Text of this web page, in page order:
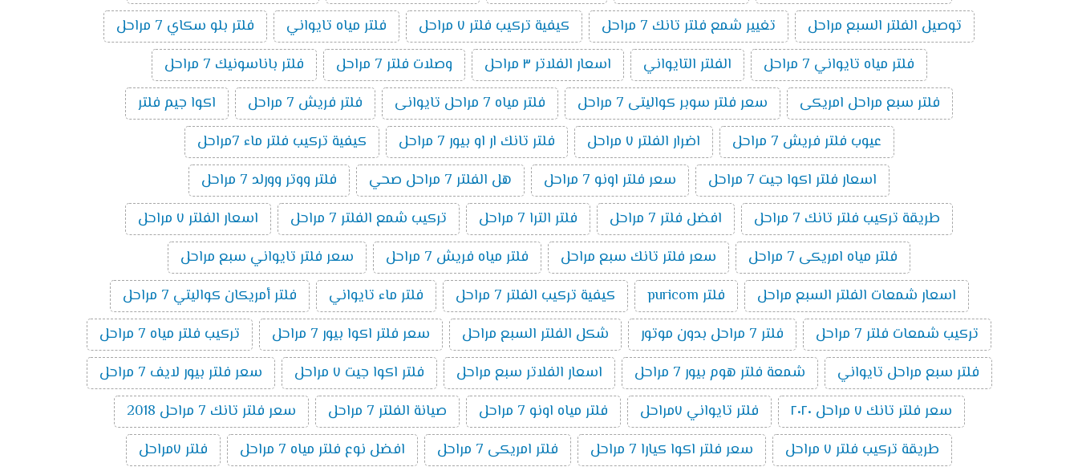
توصيل الفلتر السبع مراحل
تغيير شمع فلتر تانك 7 مراحل كيفية تركيب فلتر ٧ مراحل فلتر مياه تايواني
فلتر بلو سكاي 7 مراحل
فلتر مياه تايواني 7 مراحل
الفلتر التايواني اسعار الفلاتر ٣ مراحل وصلات فلتر 7 مراحل
فلتر باناسونيك 7 مراحل
فلتر سبع مراحل امريكى
سعر فلتر سوبر كواليتى 7 مراحل فلتر مياه 7 مراحل تايوانى فلتر فريش 7 مراحل
اكوا جيم فلتر
عيوب فلتر فريش 7 مراحل
اضرار الفلتر ٧ مراحل فلتر تانك ار او بيور 7 مراحل
كيفية تركيب فلتر ماء 7مراحل
اسعار فلتر اكوا جيت 7 مراحل
سعر فلتر اونو 7 مراحل هل الفلتر 7 مراحل صحي
فلتر ووتر وورلد 7 مراحل
طريقة تركيب فلتر تانك 7 مراحل
افضل فلتر 7 مراحل فلتر الترا 7 مراحل تركيب شمع الفلتر 7 مراحل
اسعار الفلتر ٧ مراحل
فلتر مياه امريكى 7 مراحل
سعر فلتر تانك سبع مراحل فلتر مياه فريش 7 مراحل
سعر فلتر تايواني سبع مراحل
اسعار شمعات الفلتر السبع مراحل
فلتر puricom كيفية تركيب الفلتر 7 مراحل فلتر ماء تايواني
فلتر أمريكان كواليتي 7 مراحل
تركيب شمعات فلتر 7 مراحل
فلتر 7 مراحل بدون موتور شكل الفلتر السبع مراحل سعر فلتر اكوا بيور 7 مراحل
تركيب فلتر مياه 7 مراحل
فلتر سبع مراحل تايواني
شمعة فلتر هوم بيور 7 مراحل اسعار الفلاتر سبع مراحل فلتر اكوا جيت ٧ مراحل
سعر فلتر بيور لايف 7 مراحل
سعر فلتر تانك ٧ مراحل ٢٠٢٠
فلتر تايواني ٧مراحل فلتر مياه اونو 7 مراحل صيانة الفلتر 7 مراحل
سعر فلتر تانك 7 مراحل 2018
طريقة تركيب فلتر ٧ مراحل
سعر فلتر اكوا كيارا 7 مراحل فلتر امريكى 7 مراحل افضل نوع فلتر مياه 7 مراحل
فلتر ٧مراحل